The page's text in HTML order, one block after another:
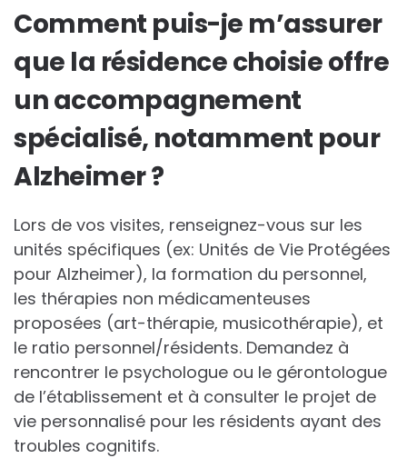
Comment puis-je m’assurer
que la résidence choisie offre
un accompagnement
spécialisé, notamment pour
Alzheimer ?
Lors de vos visites, renseignez-vous sur les
unités spécifiques (ex: Unités de Vie Protégées
pour Alzheimer), la formation du personnel,
les thérapies non médicamenteuses
proposées (art-thérapie, musicothérapie), et
le ratio personnel/résidents. Demandez à
rencontrer le psychologue ou le gérontologue
de l’établissement et à consulter le projet de
vie personnalisé pour les résidents ayant des
troubles cognitifs.